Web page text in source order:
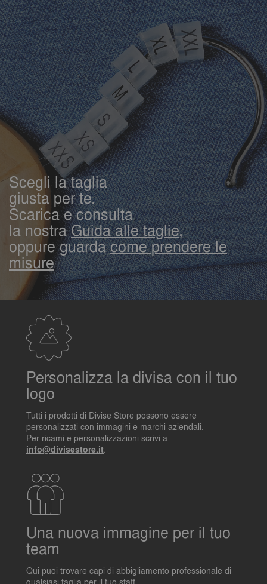
Scegli la taglia
giusta per te.
Scarica e consulta
la nostraGuida alle taglie,
oppure guardacome prendere le
misure
Personalizza la divisa con il tuo
logo
Tutti i prodotti di Divise Store possono essere
personalizzati con immagini e marchi aziendali.
Per ricami e personalizzazioni scrivi a
info@divisestore.it.
Una nuova immagine per il tuo
team
Qui puoi trovare capi di abbigliamento professionale di